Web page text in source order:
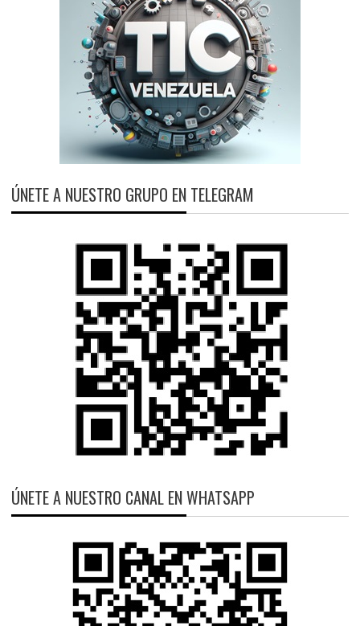
ÚNETE A NUESTRO GRUPO EN TELEGRAM
ÚNETE A NUESTRO CANAL EN WHATSAPP